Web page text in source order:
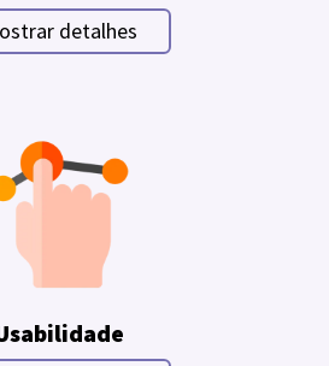
detalhes